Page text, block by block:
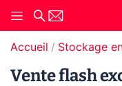
Accueil Stockage
Vente flash